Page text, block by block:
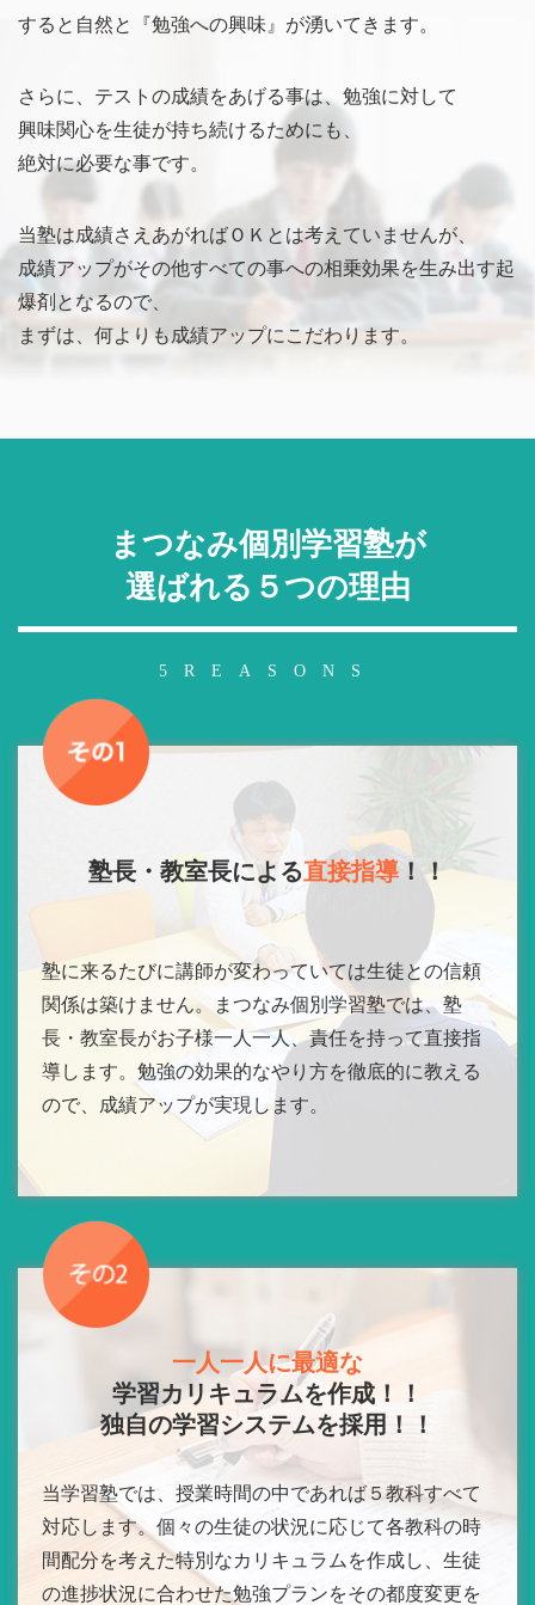
すると自然と『勉強への興味』が湧いてきます。
さらに、テストの成績をあげる事は、勉強に対して
興味関心を生徒が持ち続けるためにも、
絶対に必要な事です。
当塾は成績さえあがればＯＫとは考えていませんが、
成績アップがその他すべての事への相乗効果を生み出す起
爆剤となるので、
まずは、何よりも成績アップにこだわります。
まつなみ個別学習塾が
選ばれる５つの理由
5REASONS
塾長・教室長による直接指導！！
塾に来るたびに講師が変わっていては生徒との信頼
関係は築けません。まつなみ個別学習塾では、塾
長・教室長がお子様一人一人、責任を持って直接指
導します。勉強の効果的なやり方を徹底的に教える
ので、成績アップが実現します。
一人一人に最適な
学習カリキュラムを作成！！
独自の学習システムを採用！！
当学習塾では、授業時間の中であれば５教科すべて
対応します。個々の生徒の状況に応じて各教科の時
間配分を考えた特別なカリキュラムを作成し、生徒
の進捗状況に合わせた勉強プランをその都度変更を